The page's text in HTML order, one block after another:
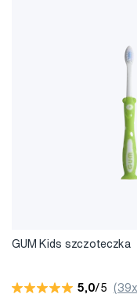
GUM Kids szczoteczka
5,0/5